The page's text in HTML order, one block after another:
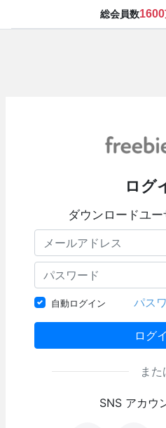
総会員数1600
ログ
ダウンロードユ
自動ログイン パス
ログ
また
SNS アカウ